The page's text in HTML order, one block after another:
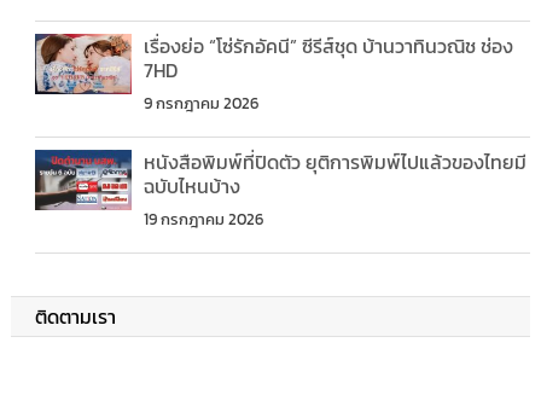
เรื่องย่อ “โซ่รักอัคนี” ซีรีส์ชุด บ้านวาทินวณิช ช่อง
7HD
9 กรกฎาคม 2026
หนังสือพิมพ์ที่ปิดตัว ยุติการพิมพ์ไปแล้วของไทยมี
ฉบับไหนบ้าง
19 กรกฎาคม 2026
ติดตามเรา